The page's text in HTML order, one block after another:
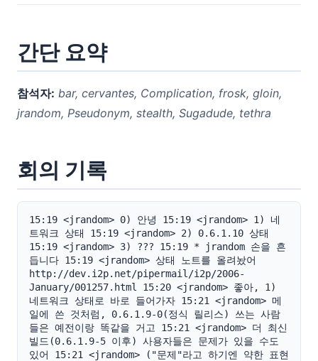
간단 요약
참석자: bar, cervantes, Complication, frosk, gloin,
jrandom, Pseudonym, stealth, Sugadude, tethra
회의 기록
15:19 <jrandom> 0) 안녕 15:19 <jrandom> 1) 네
트워크 상태 15:19 <jrandom> 2) 0.6.1.10 상태
15:19 <jrandom> 3) ??? 15:19 * jrandom 손을 흔
듭니다 15:19 <jrandom> 상태 노트를 올려놨어
http://dev.i2p.net/pipermail/i2p/2006-
January/001257.html 15:20 <jrandom> 좋아, 1)
네트워크 상태로 바로 들어가자 15:21 <jrandom> 메
일에 쓴 것처럼, 0.6.1.9-0(정식 릴리스) 쓰는 사람
들은 예전이랑 똑같을 거고 15:21 <jrandom> 더 최신
빌드(0.6.1.9-5 이후) 사용자들은 문제가 있을 수도
있어 15:21 <jrandom> ("문제"라고 하기엔 약한 표현